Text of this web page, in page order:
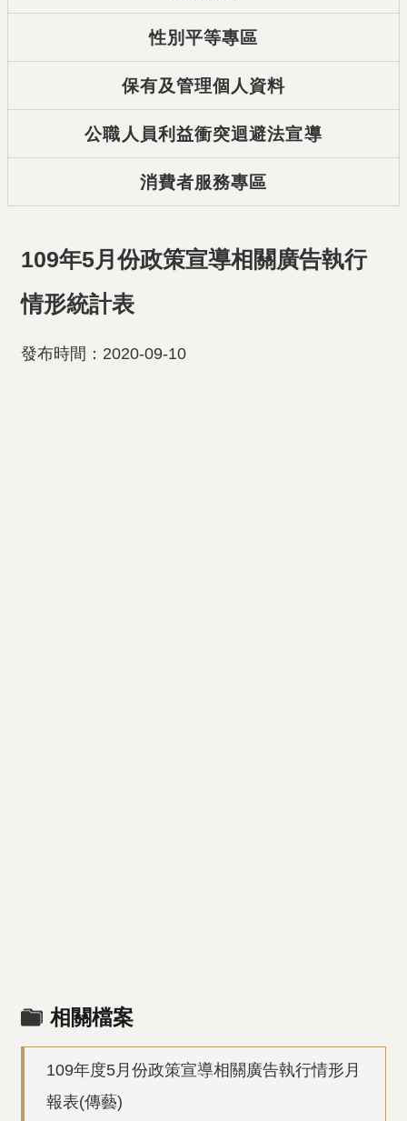
性別平等專區
保有及管理個人資料
公職人員利益衝突迴避法宣導
消費者服務專區
109年5月份政策宣導相關廣告執行
情形統計表
發布時間：2020-09-10
相關檔案
109年度5月份政策宣導相關廣告執行情形月
報表(傳藝)